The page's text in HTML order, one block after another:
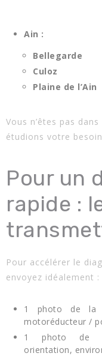
Ain :
Bellegarde
Culoz
Plaine de l’Ain
Vous n’êtes pas
étudions votre
Pour un
rapide :
Pour accélérer le
envoyez idéalement :
1 photo de la
motoréducteur /
1 photo de
orientation,